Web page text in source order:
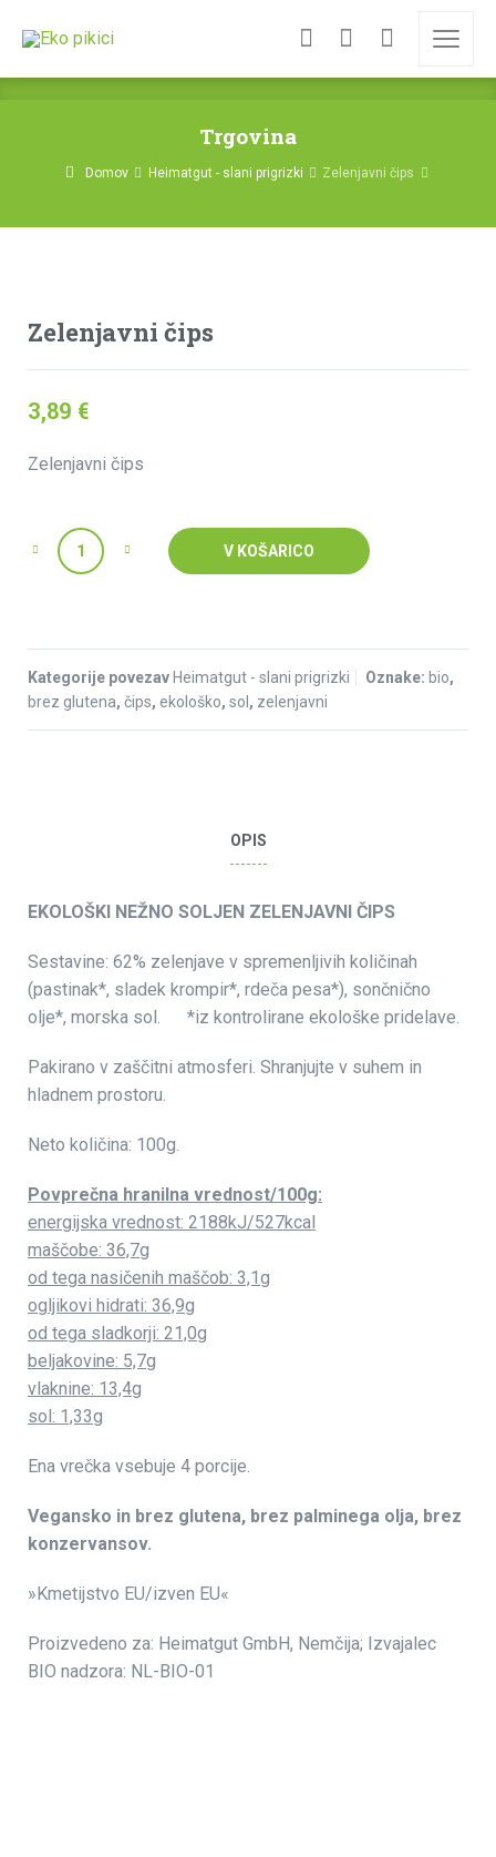
Trgovina
Domov Heimatgut - slani prigrizki Zelenjavni čips
Zelenjavni čips
3,89 €
Zelenjavni čips
Količina V KOŠARICO
Kategorije povezav Heimatgut - slani prigrizki Oznake: bio,
brez glutena, čips, ekološko, sol , zelenjavni
OPIS
EKOLOŠKI NEŽNO SOLJEN ZELENJAVNI ČIPS
Sestavine: 62% zelenjave v spremenljivih količinah
(pastinak*, sladek krompir*, rdeča pesa*), sončnično
olje*, morska sol. *iz kontrolirane ekološke pridelave.
Pakirano v zaščitni atmosferi. Shranjujte v suhem in
hladnem prostoru.
Neto količina: 100g.
Povprečna hranilna vrednost/100g:
energijska vrednost: 2188kJ/527kcal
maščobe: 36,7g
od tega nasičenih maščob: 3,1g
ogljikovi hidrati: 36,9g
od tega sladkorji: 21,0g
beljakovine: 5,7g
vlaknine: 13,4g
sol: 1,33g
Ena vrečka vsebuje 4 porcije.
Vegansko in brez glutena, brez palminega olja, brez
konzervansov.
»Kmetijstvo EU/izven EU«
Proizvedeno za: Heimatgut GmbH, Nemčija; Izvajalec
BIO nadzora: NL-BIO-01